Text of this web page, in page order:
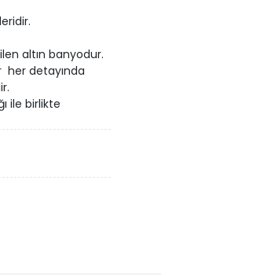
altın banyodur.
her detayında
ile birlikte